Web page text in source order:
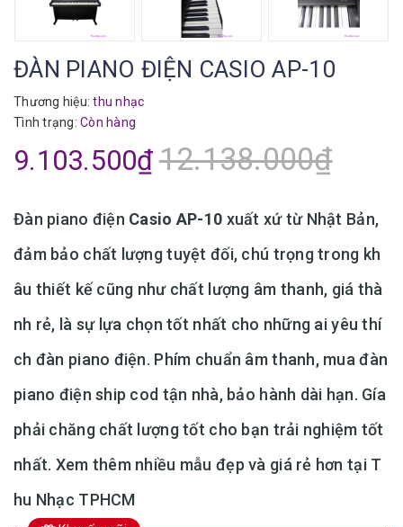
ĐÀN PIANO ĐIỆN CASIO AP-10
Thương hiệu: thu nhạc
Tình trạng: Còn hàng
9.103.500₫12.138.000₫
Đàn piano điện Casio AP-10 xuất xứ từ Nhật Bản,
đảm bảo chất lượng tuyệt đối, chú trọng trong kh
âu thiết kế cũng như chất lượng âm thanh, giá thà
nh rẻ, là sự lựa chọn tốt nhất cho những ai yêu thí
ch đàn piano điện. Phím chuẩn âm thanh, mua đàn
piano điện ship cod tận nhà, bảo hành dài hạn. Gía
phải chăng chất lượng tốt cho bạn trải nghiệm tốt
nhất. Xem thêm nhiều mẫu đẹp và giá rẻ hơn tại T
hu Nhạc TPHCM